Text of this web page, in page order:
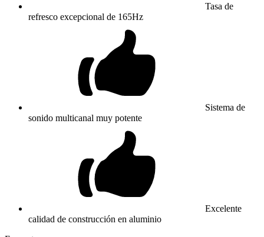
Tasa de
refresco excepcional de 165Hz
Sistema de
sonido multicanal muy potente
Excelente
calidad de construcción en aluminio